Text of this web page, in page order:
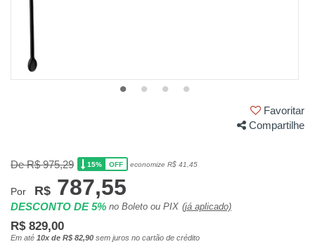
Favoritar
Compartilhe
De R$ 975,29 15% OFF economize R$ 41,45
Por R$ 787,55
DESCONTO DE 5% no Boleto ou PIX (já aplicado)
R$ 829,00
Em até 10x de R$ 82,90 sem juros no cartão de crédito